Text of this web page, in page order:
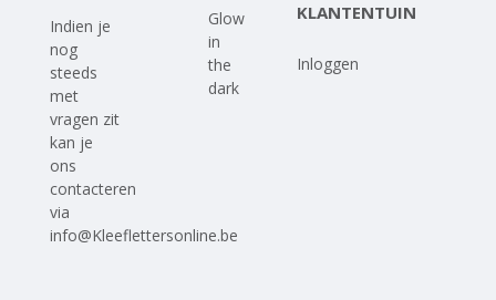
Indien je
nog
steeds
met
vragen zit
kan je
ons
contacteren
via
info@Kleeflettersonline.be
Glow
in
the
dark
KLANTENTUIN
Inloggen